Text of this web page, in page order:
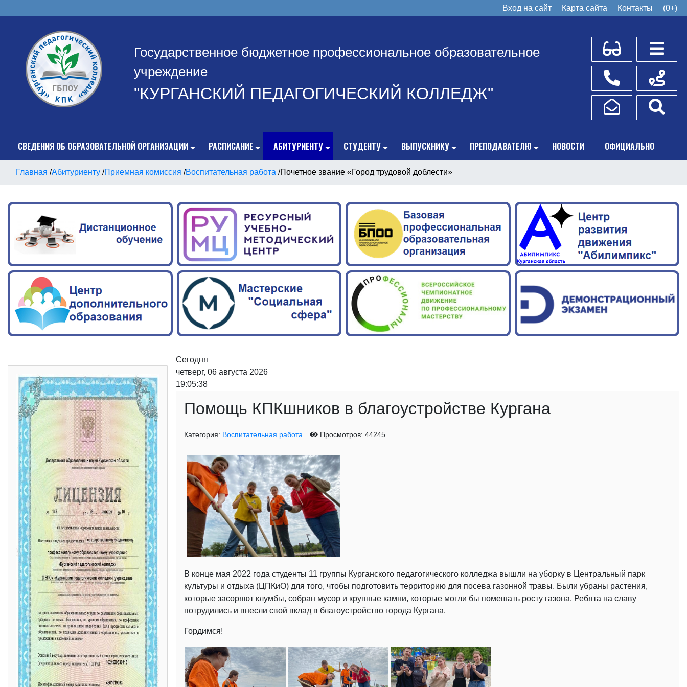
Вход на сайт Карта сайта Контакты (0+)
Государственное бюджетное профессиональное образовательное
учреждение
"КУРГАНСКИЙ ПЕДАГОГИЧЕСКИЙ КОЛЛЕДЖ"
Для слабовидящих
Телефоны
Написать обращение
Схема
СВЕДЕНИЯ ОБ ОБРАЗОВАТЕЛЬНОЙ ОРГАНИЗАЦИИ РАСПИСАНИЕ АБИТУРИЕНТУ СТУДЕНТУ ВЫПУСКНИКУ ПРЕПОДАВАТЕЛЮ НОВОСТИ ОФИЦИАЛЬНО
Главная /Абитуриенту /Приемная комиссия /Воспитательная работа /Почетное звание «Город трудовой доблести»
Сегодня
четверг, 06 августа 2026
19:05:39
Помощь КПКшников в благоустройстве Кургана
Категория: Воспитательная работа Просмотров: 44245
В конце мая 2022 года студенты 11 группы Курганского педагогического колледжа вышли на уборку в Центральный парк
культуры и отдыха (ЦПКиО) для того, чтобы подготовить территорию для посева газонной травы. Были убраны растения,
которые засоряют клумбы, собран мусор и крупные камни, которые могли бы помешать росту газона. Ребята на славу
потрудились и внесли свой вклад в благоустройство города Кургана.
Гордимся!